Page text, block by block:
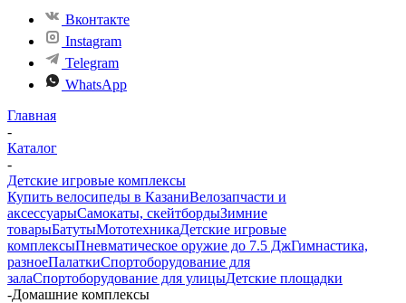
Вконтакте
Instagram
Telegram
WhatsApp
Главная
-
Каталог
-
Детские игровые комплексы
Купить велосипеды в КазаниВелозапчасти и
аксессуарыСамокаты, скейтбордыЗимние
товарыБатутыМототехникаДетские игровые
комплексыПневматическое оружие до 7.5 ДжГимнастика,
разноеПалаткиСпортоборудование для
залаСпортоборудование для улицыДетские площадки
-Домашние комплексы